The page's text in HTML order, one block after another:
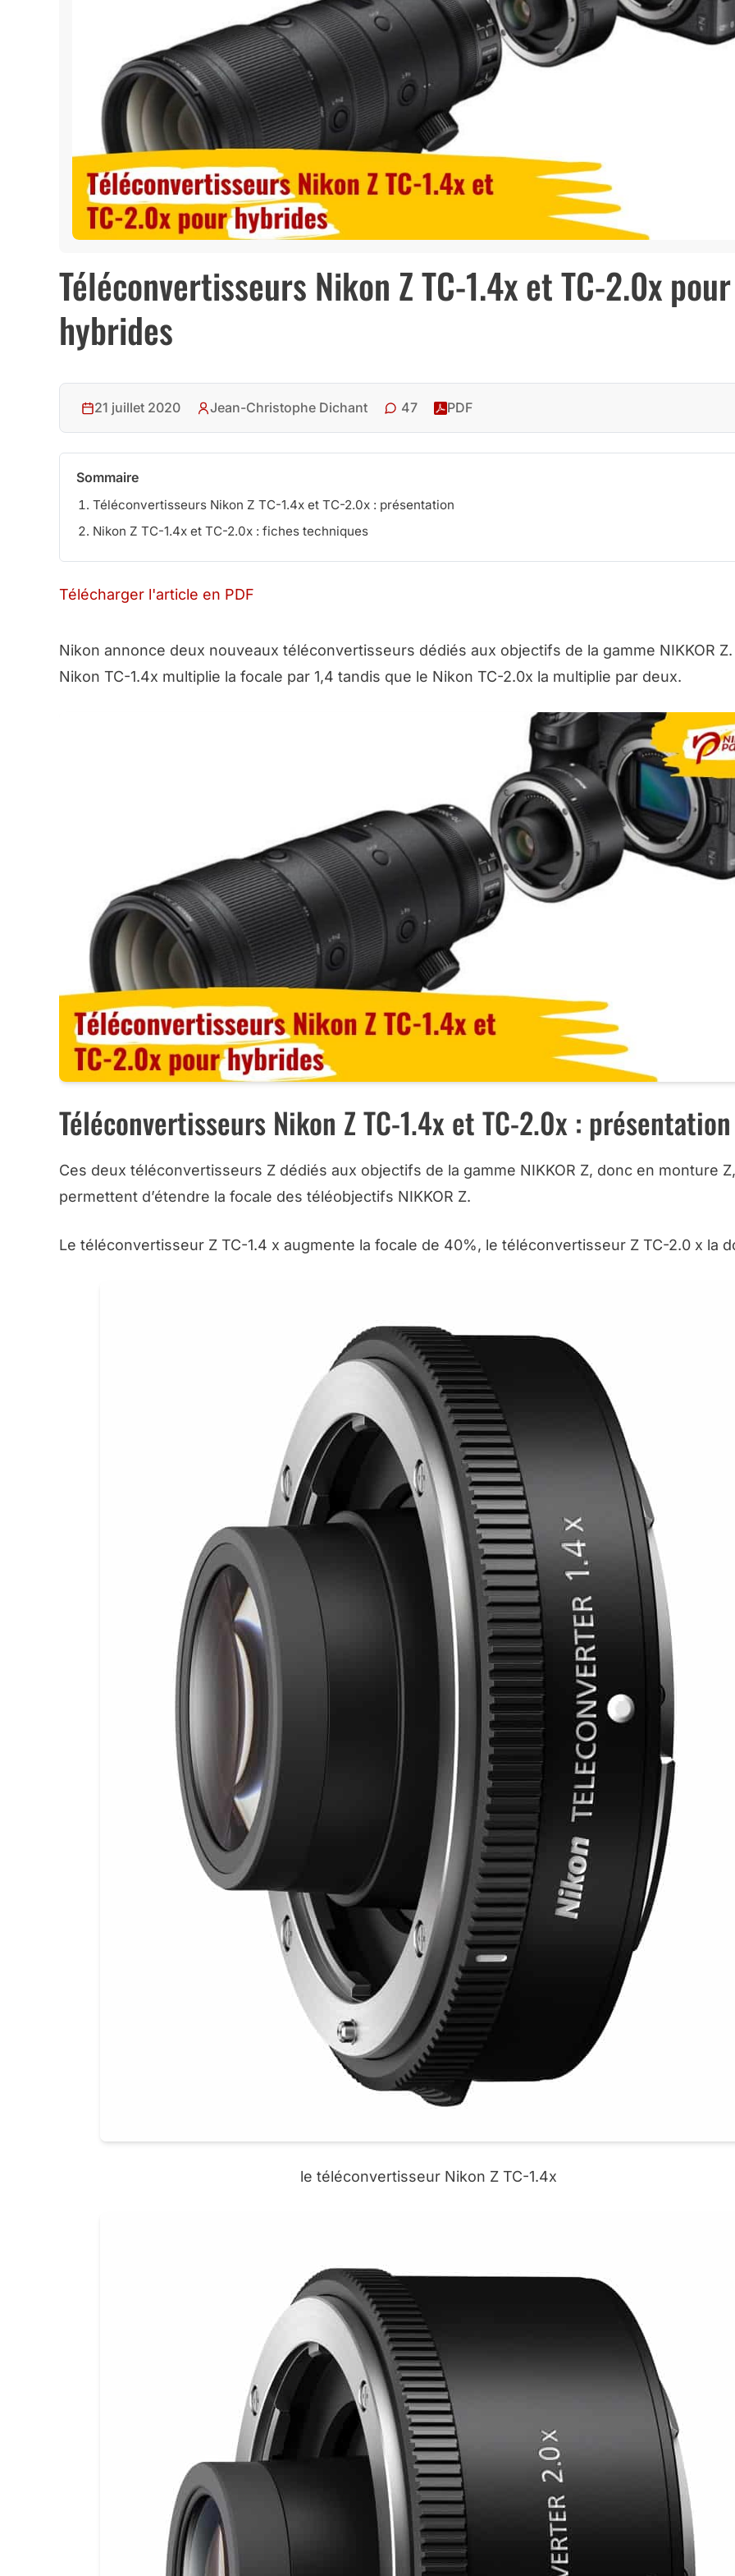
Téléconvertisseurs Nikon Z TC-1.4x et TC-2.0x pour
hybrides
21 juillet 2020 Jean-Christophe Dichant 47 PDF
Sommaire
Téléconvertisseurs Nikon Z TC-1.4x et TC-2.0x : présentation
Nikon Z TC-1.4x et TC-2.0x : fiches techniques
Télécharger l'article en PDF
Nikon annonce deux nouveaux téléconvertisseurs dédiés aux objectifs de la gamme NIKKOR Z.
Nikon TC-1.4x multiplie la focale par 1,4 tandis que le Nikon TC-2.0x la multiplie par deux.
Téléconvertisseurs Nikon Z TC-1.4x et TC-2.0x : présentation
Ces deux téléconvertisseurs Z dédiés aux objectifs de la gamme NIKKOR Z, donc en monture Z,
permettent d’étendre la focale des téléobjectifs NIKKOR Z.
Le téléconvertisseur Z TC-1.4 x augmente la focale de 40%, le téléconvertisseur Z TC-2.0 x la
le téléconvertisseur Nikon Z TC-1.4x